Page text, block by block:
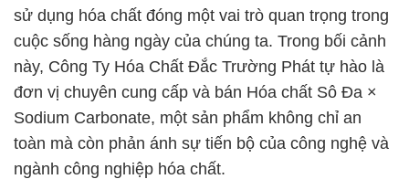
sử dụng hóa chất đóng một vai trò quan trọng trong
cuộc sống hàng ngày của chúng ta. Trong bối cảnh
này, Công Ty Hóa Chất Đắc Trường Phát tự hào là
đơn vị chuyên cung cấp và bán Hóa chất Sô Đa ×
Sodium Carbonate, một sản phẩm không chỉ an
toàn mà còn phản ánh sự tiến bộ của công nghệ và
ngành công nghiệp hóa chất.